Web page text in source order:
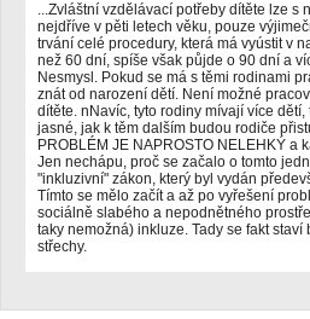
...Zvláštní vzdělávací potřeby dítěte lze s
nejdříve v pěti letech věku, pouze
trvání celé procedury, která má vyústit v
než 60 dní, spíše však půjde o 90 dní a
Nesmysl. Pokud se má s těmi rodinami
znát od narození dětí. Není možné
dítěte. nNavíc, tyto rodiny mívají více
jasné, jak k těm dalším budou rodiče
PROBLÉM JE NAPROSTO NELEHKÝ
Jen nechápu, proč se začalo o tomto
"inkluzivní" zákon, který byl vydán
Tímto se mělo začít a až po vyřešení
sociálně slabého a nepodnětného
taky nemožná) inkluze. Tady se fakt
střechy.